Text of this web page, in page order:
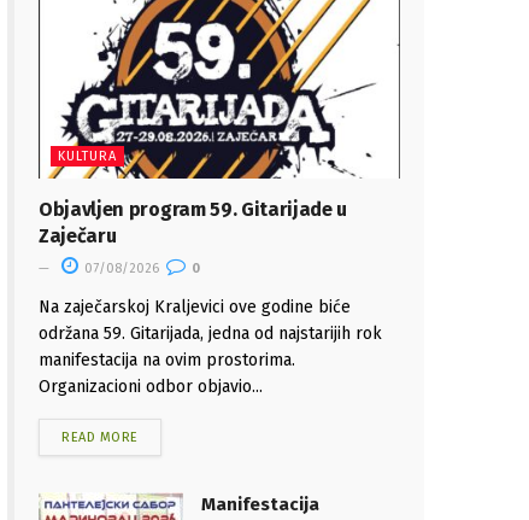
KULTURA
Objavljen program 59. Gitarijade u
Zaječaru
07/08/2026 0
Na zaječarskoj Kraljevici ove godine biće
održana 59. Gitarijada, jedna od najstarijih rok
manifestacija na ovim prostorima.
Organizacioni odbor objavio...
READ MORE
Manifestacija